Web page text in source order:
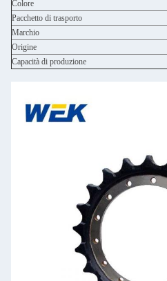
Colore
Pacchetto di trasporto
Marchio
Origine
Capacità di produzione